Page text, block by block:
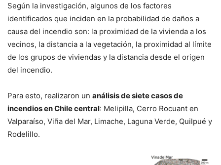
Según la investigación, algunos de los factores
identificados que inciden en la probabilidad de daños a
causa del incendio son: la proximidad de la vivienda a los
vecinos, la distancia a la vegetación, la proximidad al límite
de los grupos de viviendas y la distancia desde el origen
del incendio.
Para esto, realizaron un análisis de siete casos de
incendios en Chile central: Melipilla, Cerro Rocuant en
Valparaíso, Viña del Mar, Limache, Laguna Verde, Quilpué y
Rodelillo.